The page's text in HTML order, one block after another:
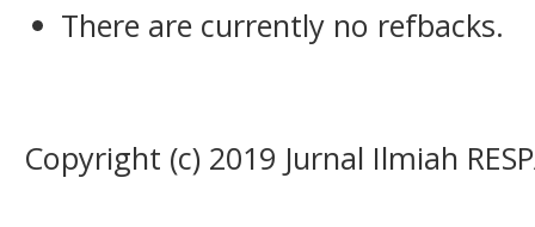
There are currently no refbacks.
Copyright (c) 2019 Jurnal Ilmiah